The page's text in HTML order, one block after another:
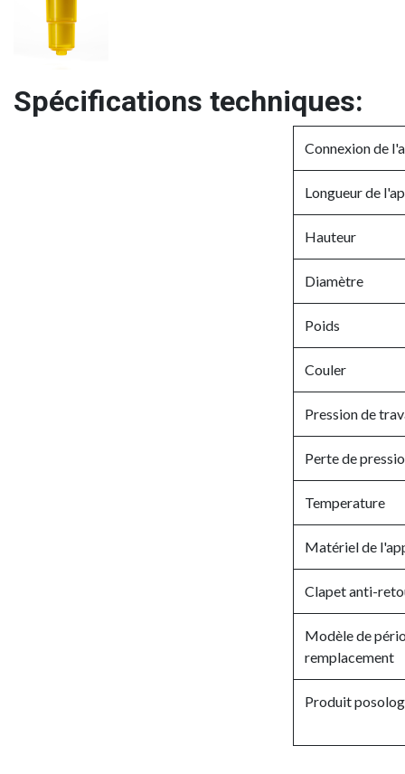
Spécifications techniques:
Connexion de
Longueur de
Hauteur
Diamètre
Poids
Couler
Pression de
Perte de
Temperature
Matériel de
Clapet anti-
Modèle de
remplacement
Produit